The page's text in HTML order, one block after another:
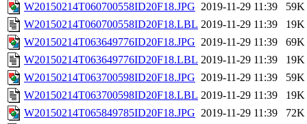
W20150214T060700558ID20F18.JPG 2019-11-29 11:39
59K
W20150214T060700558ID20F18.LBL 2019-11-29 11:39
19K
W20150214T063649776ID20F18.JPG 2019-11-29 11:39
69K
W20150214T063649776ID20F18.LBL 2019-11-29 11:39
19K
W20150214T063700598ID20F18.JPG 2019-11-29 11:39
59K
W20150214T063700598ID20F18.LBL 2019-11-29 11:39
19K
W20150214T065849785ID20F18.JPG 2019-11-29 11:39
72K